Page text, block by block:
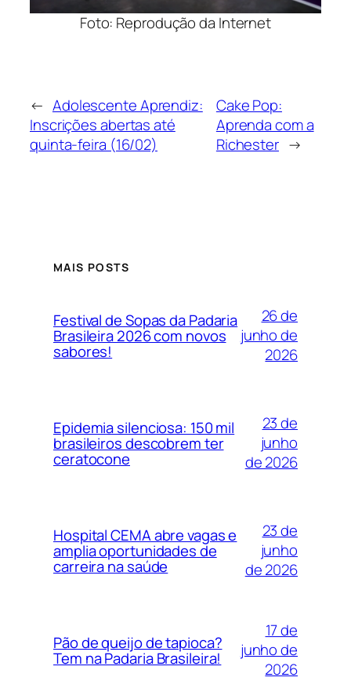
Foto: Reprodução da Internet
← Adolescente Aprendiz:
Inscrições abertas até
quinta-feira (16/02)
Cake Pop:
Aprenda com a
Richester →
MAIS POSTS
Festival de Sopas da Padaria
Brasileira 2026 com novos
sabores!
26 de
junho de
2026
Epidemia silenciosa: 150 mil
brasileiros descobrem ter
ceratocone
23 de
junho
de 2026
Hospital CEMA abre vagas e
amplia oportunidades de
carreira na saúde
23 de
junho
de 2026
Pão de queijo de tapioca?
Tem na Padaria Brasileira!
17 de
junho de
2026